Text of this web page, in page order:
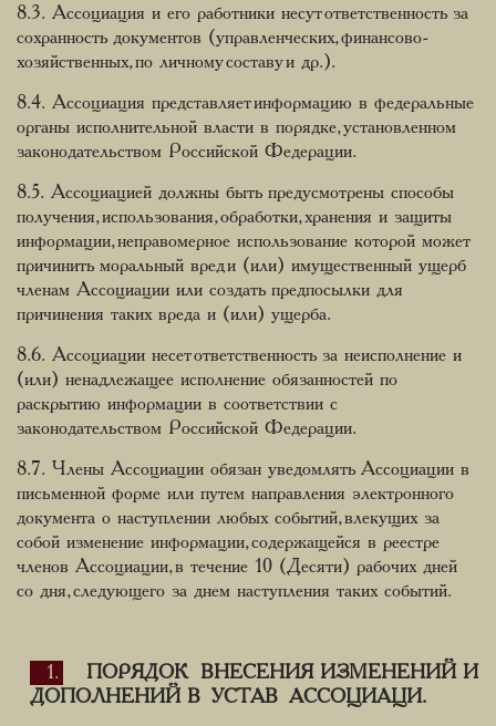
8.3. Ассоциация и его работники несут ответственность за
сохранность документов (управленческих, финансово-
хозяйственных, по личному составу и др.).
8.4. Ассоциация представляет информацию в федеральные
органы исполнительной власти в порядке, установленном
законодательством Российской Федерации.
8.5. Ассоциацией должны быть предусмотрены способы
получения, использования, обработки, хранения и защиты
информации, неправомерное использование которой может
причинить моральный вред и (или) имущественный ущерб
членам Ассоциации или создать предпосылки для
причинения таких вреда и (или) ущерба.
8.6. Ассоциации несет ответственность за неисполнение и
(или) ненадлежащее исполнение обязанностей по
раскрытию информации в соответствии с
законодательством Российской Федерации.
8.7. Члены Ассоциации обязан уведомлять Ассоциации в
письменной форме или путем направления электронного
документа о наступлении любых событий, влекущих за
собой изменение информации, содержащейся в реестре
членов Ассоциации, в течение 10 (Десяти) рабочих дней
со дня, следующего за днем наступления таких событий.
ПОРЯДОК ВНЕСЕНИЯ ИЗМЕНЕНИЙ И
ДОПОЛНЕНИЙ В УСТАВ АССОЦИАЦИ.